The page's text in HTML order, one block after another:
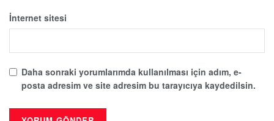
İnternet sitesi
Daha sonraki yorumlarımda kullanılması için adım, e-
posta adresim ve site adresim bu tarayıcıya kaydedilsin.